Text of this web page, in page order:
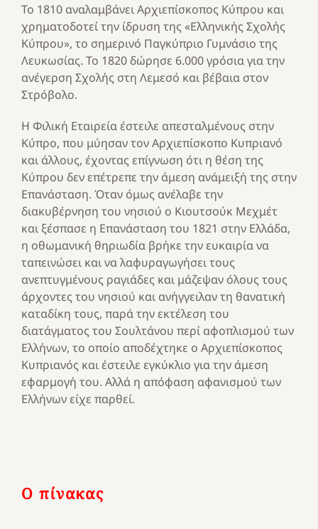
Το 1810 αναλαμβάνει Αρχιεπίσκοπος Κύπρου και
χρηματοδοτεί την ίδρυση της «Ελληνικής Σχολής
Κύπρου», το σημερινό Παγκύπριο Γυμνάσιο της
Λευκωσίας. Το 1820 δώρησε 6.000 γρόσια για την
ανέγερση Σχολής στη Λεμεσό και βέβαια στον
Στρόβολο.
Η Φιλική Εταιρεία έστειλε απεσταλμένους στην
Κύπρο, που μύησαν τον Αρχιεπίσκοπο Κυπριανό
και άλλους, έχοντας επίγνωση ότι η θέση της
Κύπρου δεν επέτρεπε την άμεση ανάμειξή της στην
Επανάσταση. Όταν όμως ανέλαβε την
διακυβέρνηση του νησιού ο Κιουτσούκ Μεχμέτ
και ξέσπασε η Επανάσταση του 1821 στην Ελλάδα,
η οθωμανική θηριωδία βρήκε την ευκαιρία να
ταπεινώσει και να λαφυραγωγήσει τους
ανεπτυγμένους ραγιάδες και μάζεψαν όλους τους
άρχοντες του νησιού και ανήγγειλαν τη θανατική
καταδίκη τους, παρά την εκτέλεση του
διατάγματος του Σουλτάνου περί αφοπλισμού των
Ελλήνων, το οποίο αποδέχτηκε ο Αρχιεπίσκοπος
Κυπριανός και έστειλε εγκύκλιο για την άμεση
εφαρμογή του. Αλλά η απόφαση αφανισμού των
Ελλήνων είχε παρθεί.
Ο πίνακας